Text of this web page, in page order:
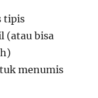
tipis
(atau bisa
menumis